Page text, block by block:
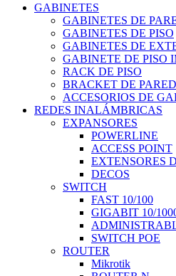
GABINETES
GABINETES DE
GABINETES DE PISO
GABINETES DE
GABINETE DE PISO
RACK DE PISO
BRACKET DE PARED
ACCESORIOS DE
REDES INALÁMBRICAS
EXPANSORES
POWERLINE
ACCESS POINT
EXTENSORES
DECOS
SWITCH
FAST 10/100
GIGABIT 10/
SWITCH POE
ROUTER
Mikrotik